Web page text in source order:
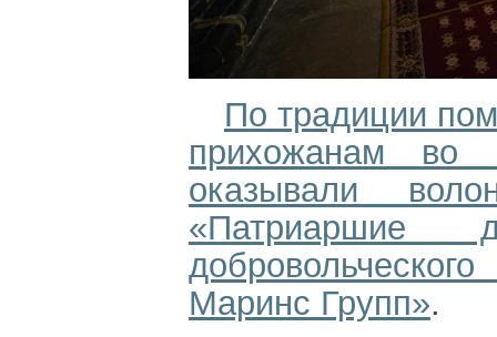
По традиции
прихожанам во
оказывали
«Патриаршие
Маринс Групп».